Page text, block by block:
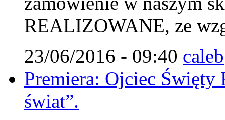
REALIZOWANE, ze
23/06/2016 - 09:40 caleb
Premiera: Ojciec Święty
świat”.